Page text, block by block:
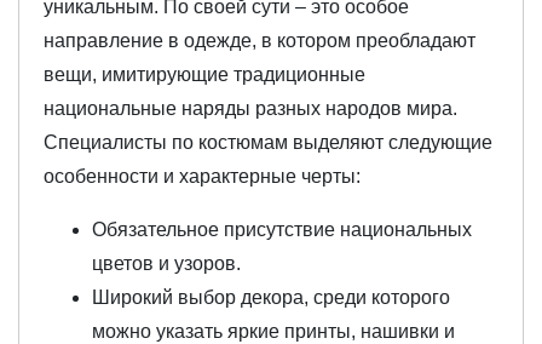
уникальным. По своей сути – это особое
направление в одежде, в котором преобладают
вещи, имитирующие традиционные
национальные наряды разных народов мира.
Специалисты по костюмам выделяют следующие
особенности и характерные черты:
Обязательное присутствие национальных
цветов и узоров.
Широкий выбор декора, среди которого
можно указать яркие принты, нашивки и